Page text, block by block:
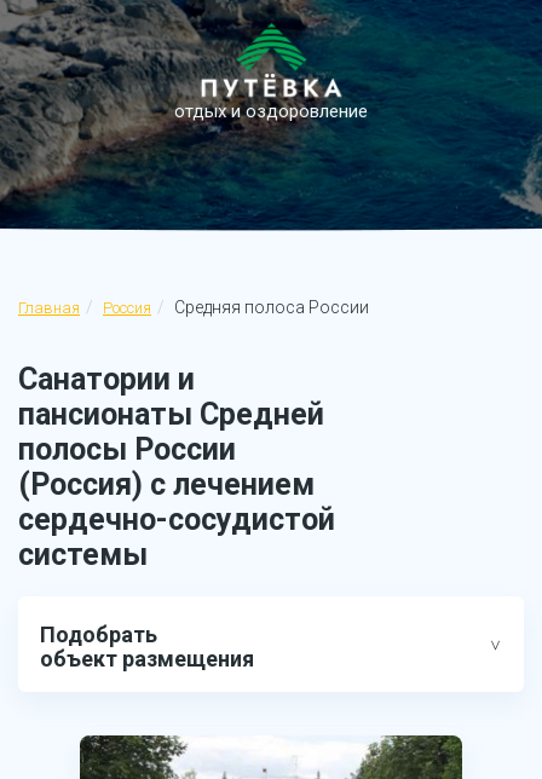
отдых и оздоровление
Главная Россия Средняя полоса России
Санатории и
пансионаты Средней
полосы России
(Россия) с лечением
сердечно-сосудистой
системы
Подобрать
объект размещения